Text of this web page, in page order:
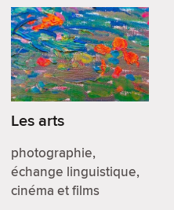
Les arts
photographie,
échange linguistique,
cinéma et films